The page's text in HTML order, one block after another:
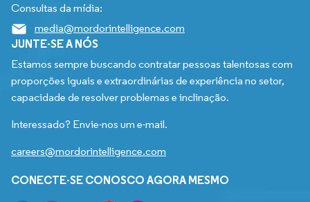
Consultas da mídia:
media@mordorintelligence.com
JUNTE-SE A NÓS
Estamos sempre buscando contratar pessoas talentosas com
proporções iguais e extraordinárias de experiência no setor,
capacidade de resolver problemas e inclinação.
Interessado? Envie-nos um e-mail.
careers@mordorintelligence.com
CONECTE-SE CONOSCO AGORA MESMO